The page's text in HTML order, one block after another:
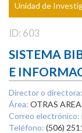
Unidad de
ID: 603
SISTEMA
E
Director o directora:
Área: OTRAS
Correo electrónico:
Teléfono: (506)